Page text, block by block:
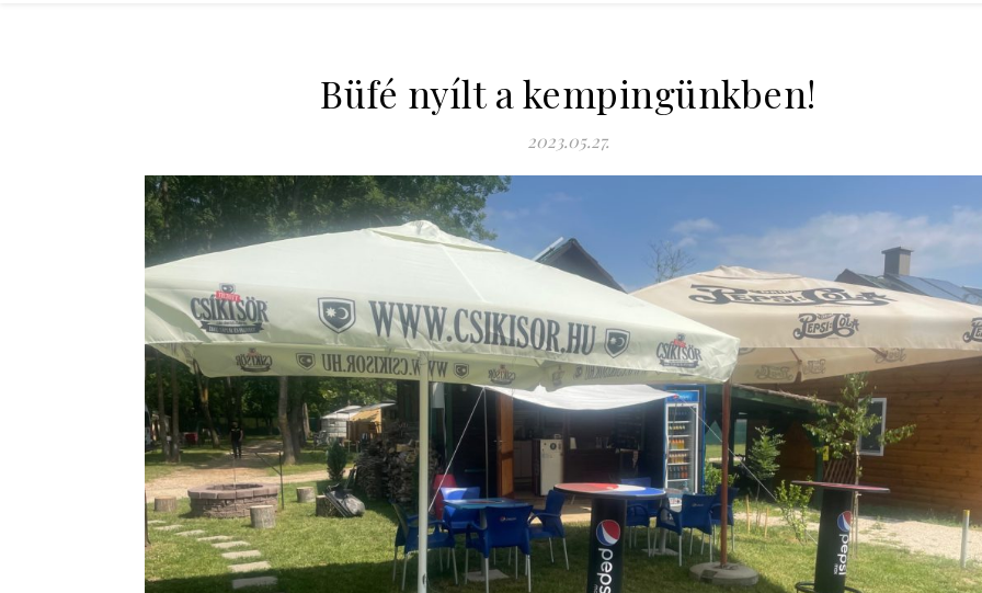
Büfé nyílt a kempingünkben!
2023.05.27.